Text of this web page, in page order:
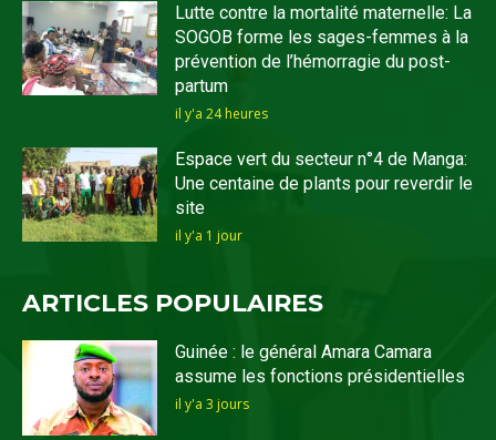
Lutte contre la mortalité maternelle: La
SOGOB forme les sages-femmes à la
prévention de l’hémorragie du post-
partum
il y'a 24 heures
Espace vert du secteur n°4 de Manga:
Une centaine de plants pour reverdir le
site
il y'a 1 jour
ARTICLES POPULAIRES
Guinée : le général Amara Camara
assume les fonctions présidentielles
il y'a 3 jours